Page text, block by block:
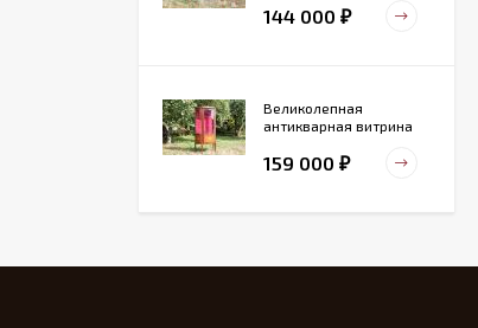
144 000 ₽
Великолепная
антикварная витрина
159 000 ₽